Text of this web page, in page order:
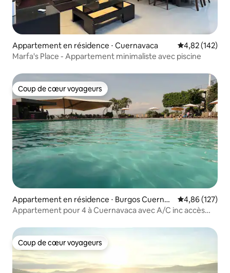
Appartement en résidence ⋅ Cuernavaca Évaluation
4,82 (142)
Marfa's Place - Appartement minimaliste avec piscine
Coup de cœur voyageurs
Coup de cœur voyageurs
Appartement en résidence ⋅ Burgos Cuernav
aca
Évaluation
4,86 (127)
Appartement pour 4 à Cuernavaca avec A/C inc accès
Coup de cœur voyageurs
Coup de cœur voyageurs